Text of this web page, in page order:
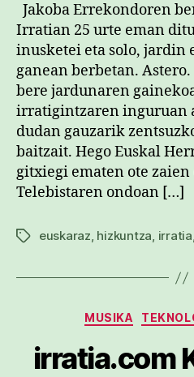
Jakoba Errekondoren
Irratian 25 urte eman
inusketei eta solo, jardin
ganean berbetan. Astero.
bere jardunaren
irratigintzaren inguruan
dudan gauzarik
baitzait. Hego Euskal
gitxiegi ematen ote
Telebistaren ondoan […]
Etiketakeuskaraz, hizkuntza, irratia,
MUSIKA
irratia.com